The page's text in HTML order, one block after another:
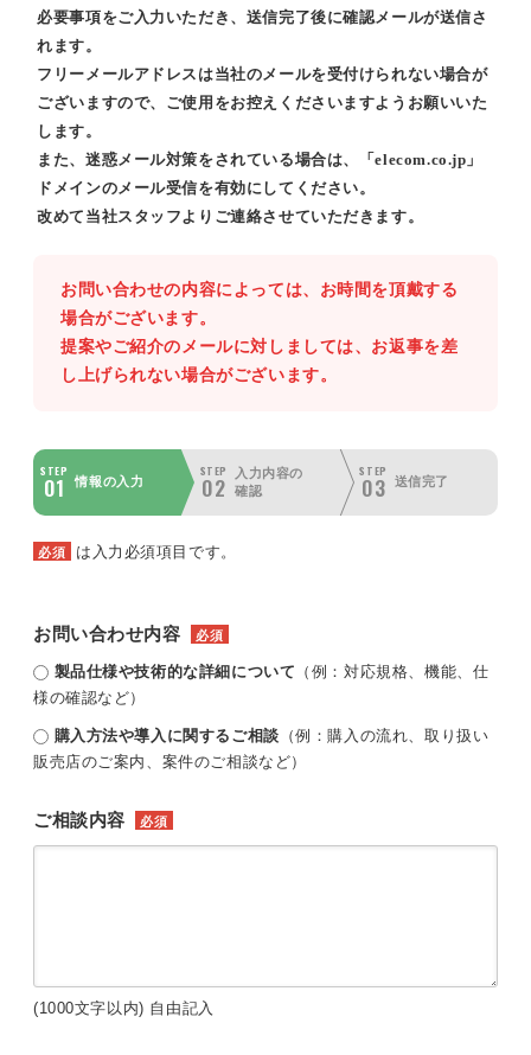
必要事項をご入力いただき、送信完了後に確認メールが送信さ
れます。
フリーメールアドレスは当社のメールを受付けられない場合が
ございますので、ご使用をお控えくださいますようお願いいた
します。
また、迷惑メール対策をされている場合は、「elecom.co.jp」
ドメインのメール受信を有効にしてください。
改めて当社スタッフよりご連絡させていただきます。
お問い合わせの内容によっては、お時間を頂戴する
場合がございます。
提案やご紹介のメールに対しましては、お返事を差
し上げられない場合がございます。
STEP
01 情報の入力
STEP
02
入力内容の
確認
STEP
03 送信完了
必須 は入力必須項目です。
お問い合わせ内容 必須
製品仕様や技術的な詳細について （例：対応規格、機能、仕
様の確認など）
購入方法や導入に関するご相談 （例：購入の流れ、取り扱い
販売店のご案内、案件のご相談など）
ご相談内容 必須
(1000文字以内) 自由記入